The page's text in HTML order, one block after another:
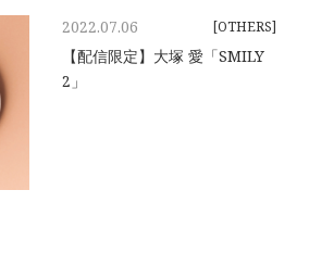
2022.07.06 [OTHERS]
【配信限定】大塚 愛「SMILY
2」